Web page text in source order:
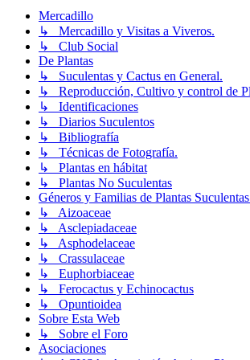
Mercadillo
↳ Mercadillo y Visitas a Viveros.
↳ Club Social
De Plantas
↳ Suculentas y Cactus en General.
↳ Reproducción, Cultivo y control de
↳ Identificaciones
↳ Diarios Suculentos
↳ Bibliografía
↳ Técnicas de Fotografía.
↳ Plantas en hábitat
↳ Plantas No Suculentas
Géneros y Familias de Plantas
↳ Aizoaceae
↳ Asclepiadaceae
↳ Asphodelaceae
↳ Crassulaceae
↳ Euphorbiaceae
↳ Ferocactus y Echinocactus
↳ Opuntioidea
Sobre Esta Web
↳ Sobre el Foro
Asociaciones